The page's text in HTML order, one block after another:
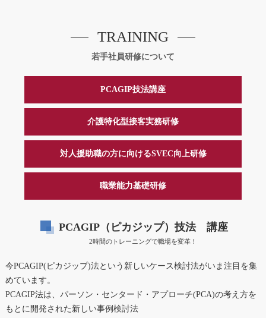
若手社員研修について
TRAINING
PCAGIP技法講座
介護特化型接客実務研修
対人援助職の方に向けるSVEC向上研修
職業能力基礎研修
PCAGIP（ピカジップ）技法 講座
2時間のトレーニングで職場を変革！
今PCAGIP(ピカジップ)法という新しいケース検討法がいま注目を集
めています。
PCAGIP法は、パーソン・センタード・アプローチ(PCA)の考え方を
もとに開発された新しい事例検討法